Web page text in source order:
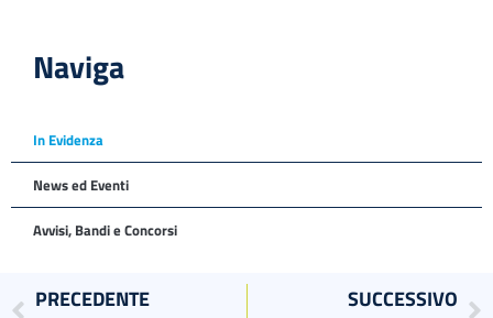
Naviga
In Evidenza
News ed Eventi
Avvisi, Bandi e Concorsi
PRECEDENTE SUCCESSIVO